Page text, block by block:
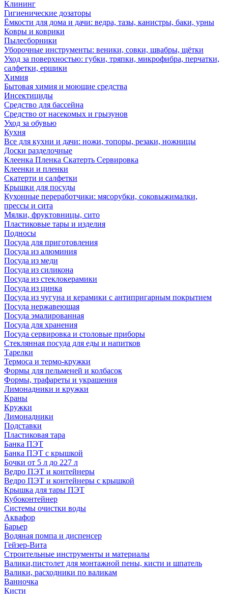
Клининг
Гигиенические дозаторы
Ёмкости для дома и дачи: ведра, тазы, канистры, баки, урны
Ковры и коврики
Пылесборники
Уборочные инструменты: веники, совки, швабры, щётки
Уход за поверхностью: губки, тряпки, микрофибра, перчатки,
салфетки, ершики
Химия
Бытовая химия и моющие средства
Инсектициды
Средство для бассейна
Средство от насекомых и грызунов
Уход за обувью
Кухня
Все для кухни и дачи: ножи, топоры, резаки, ножницы
Доски разделочные
Клеенка Пленка Скатерть Сервировка
Клеенки и пленки
Скатерти и салфетки
Крышки для посуды
Кухонные переработчики: мясорубки, соковыжималки,
прессы и сита
Мялки, фруктовницы, сито
Пластиковые тары и изделия
Подносы
Посуда для приготовления
Посуда из алюминия
Посуда из меди
Посуда из силикона
Посуда из стеклокерамики
Посуда из цинка
Посуда из чугуна и керамики с антипригарным покрытием
Посуда нержавеющая
Посуда эмалированная
Посуда для хранения
Посуда сервировка и столовые приборы
Стеклянная посуда для еды и напитков
Тарелки
Термоса и термо-кружки
Формы для пельменей и колбасок
Формы, трафареты и украшения
Лимонадники и кружки
Краны
Кружки
Лимонадники
Подставки
Пластиковая тара
Банка ПЭТ
Банка ПЭТ с крышкой
Бочки от 5 л до 227 л
Ведро ПЭТ и контейнеры
Ведро ПЭТ и контейнеры с крышкой
Крышка для тары ПЭТ
Кубоконтейнер
Системы очистки воды
Аквафор
Барьер
Водяная помпа и диспенсер
Гейзер-Вита
Строительные инструменты и материалы
Валики,пистолет для монтажной пены, кисти и шпатель
Валики, расходники по валикам
Ванночка
Кисти